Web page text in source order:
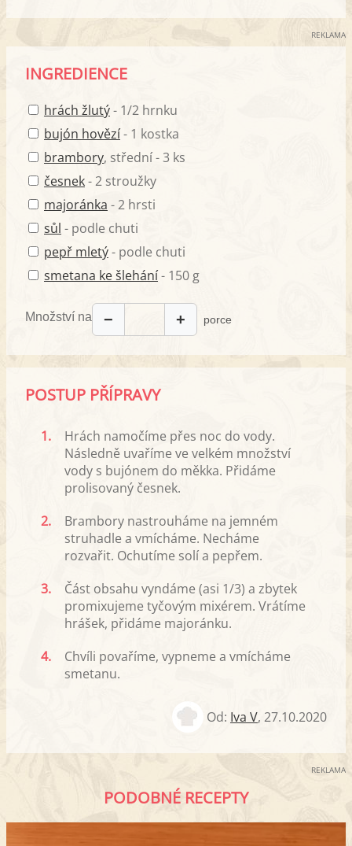
REKLAMA
INGREDIENCE
hrách žlutý- 1/2 hrnku
bujón hovězí- 1 kostka
brambory, střední - 3 ks
česnek- 2 stroužky
majoránka - 2 hrsti
sůl - podle chuti
pepř mletý- podle chuti
smetana ke šlehání- 150 g
Množství na − + porce
POSTUP PŘÍPRAVY
1.
Hrách namočíme přes noc do vody.
Následně uvaříme ve velkém množství
vody s bujónem do měkka. Přidáme
prolisovaný česnek.
2.
Brambory nastrouháme na jemném
struhadle a vmícháme. Necháme
rozvařit. Ochutíme solí a pepřem.
3.
Část obsahu vyndáme (asi 1/3) a zbytek
promixujeme tyčovým mixérem. Vrátíme
hrášek, přidáme majoránku.
4.
Chvíli povaříme, vypneme a vmícháme
smetanu.
Od: Iva V, 27.10.2020
REKLAMA
PODOBNÉ RECEPTY